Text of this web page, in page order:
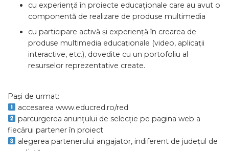
cu experiență în proiecte educaționale care au avut o
componentă de realizare de produse multimedia
cu participare activă și experiență în crearea de
produse multimedia educaționale (video, aplicații
interactive, etc.), dovedite cu un portofoliu al
resurselor reprezentative create.
Pași de urmat:
accesarea www.educred.ro/red
parcurgerea anunțului de selecție pe pagina web a
fiecărui partener în proiect
alegerea partenerului angajator, indiferent de județul de